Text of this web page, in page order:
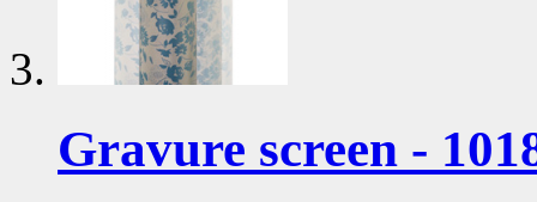
Gravure screen -